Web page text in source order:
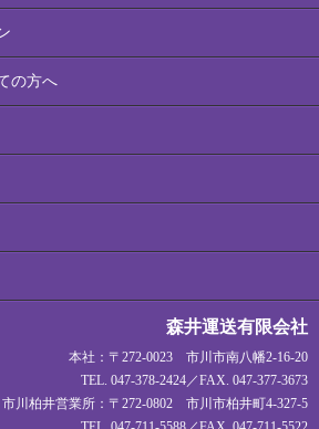
の方へ
森井運送有限会社
本社：〒272-0023 市川市南八幡2-16-20
TEL. 047-378-2424／FAX. 047-377-3673
市川柏井営業所：〒272-0802 市川市柏井町4-327-5